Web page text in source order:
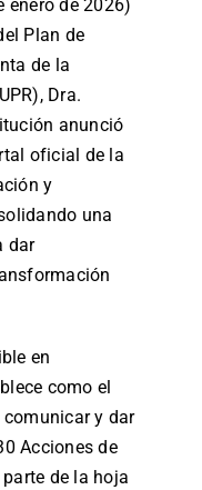
enero de 2026)
Plan de
de la
Dra.
anunció
oficial de la
y
una
dar
en
como el
comunicar y dar
Acciones de
de la hoja